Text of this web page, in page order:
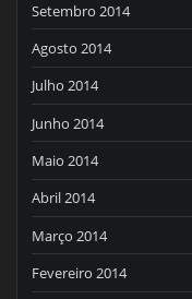
Setembro 2014
Agosto 2014
Julho 2014
Junho 2014
Maio 2014
Abril 2014
Março 2014
Fevereiro 2014